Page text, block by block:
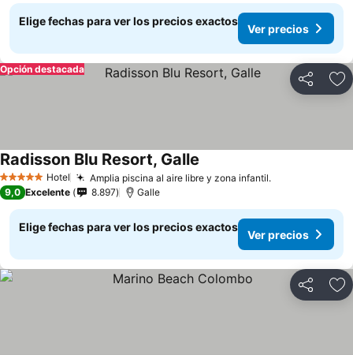
Elige fechas para ver los precios exactos
Ver precios
Compartir
Opción destacada
5 Estrellas Hotel Amplia piscina al aire libre y zona infantil.
Radisson Blu Resort, Galle
9,0 Excelente 8.897 Galle
Elige fechas para ver los precios exactos
Ver precios
Compartir